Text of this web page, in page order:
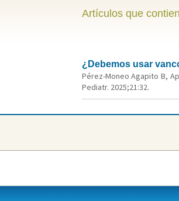
Artículos que
¿Debemos usar
Pérez-Moneo Agapito B,
Pediatr. 2025;21:32.